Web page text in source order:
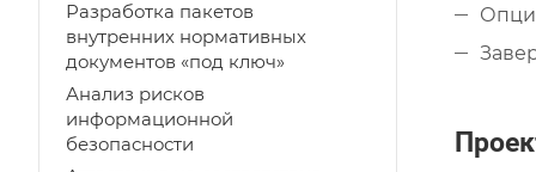
Разработка пакетов
внутренних нормативных
документов «под ключ»
Анализ рисков
информационной
безопасности